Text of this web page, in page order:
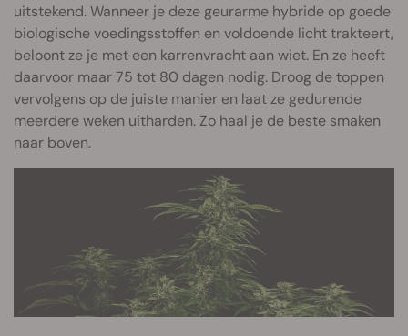
uitstekend. Wanneer je deze geurarme hybride op goede
biologische voedingsstoffen en voldoende licht trakteert,
beloont ze je met een karrenvracht aan wiet. En ze heeft
daarvoor maar 75 tot 80 dagen nodig. Droog de toppen
vervolgens op de juiste manier en laat ze gedurende
meerdere weken uitharden. Zo haal je de beste smaken
naar boven.